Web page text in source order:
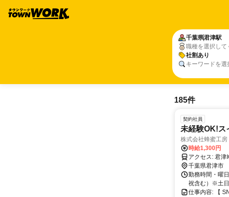
千葉県君津駅
職種を選択して
社割あり
キーワードを
185件
契約社員
未経験OK!ス
株式会社蜂蜜工房
時給1,300円
アクセ
千葉県君津市
勤務時間・曜
祝含む）※土日
仕事内容: 【